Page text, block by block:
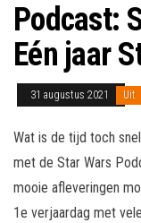
Podcast:
Eén jaar
31 augustus 2021 Uit
Wat is de tijd toch
met de Star Wars
mooie afleveringen
1e verjaardag met